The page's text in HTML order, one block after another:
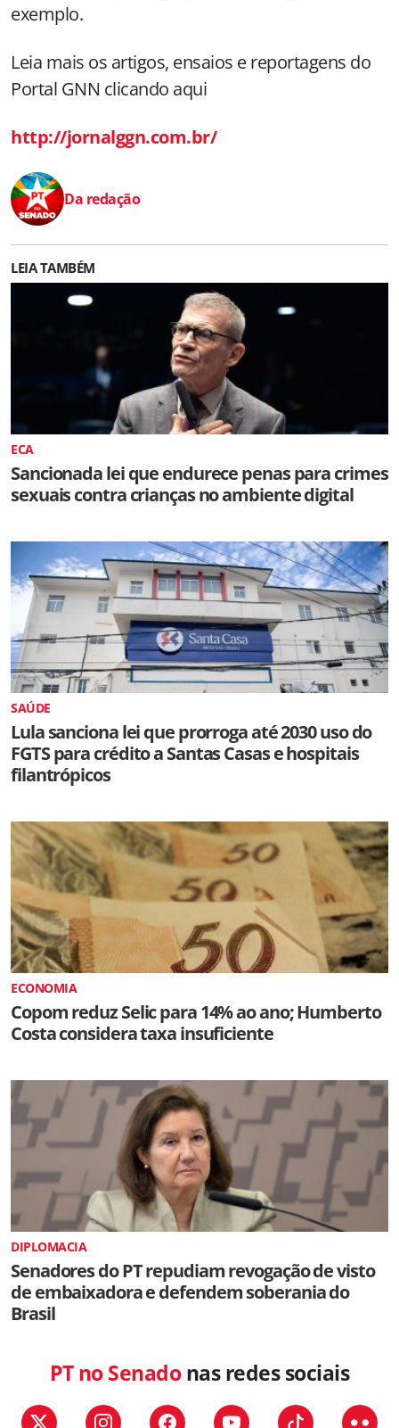
exemplo.
Leia mais os artigos, ensaios e reportagens do
Portal GNN clicando aqui
http://jornalggn.com.br/
Da redação
LEIA TAMBÉM
ECA
Sancionada lei que endurece penas para crimes
sexuais contra crianças no ambiente digital
SAÚDE
Lula sanciona lei que prorroga até 2030 uso do
FGTS para crédito a Santas Casas e hospitais
filantrópicos
ECONOMIA
Copom reduz Selic para 14% ao ano; Humberto
Costa considera taxa insuficiente
DIPLOMACIA
Senadores do PT repudiam revogação de visto
de embaixadora e defendem soberania do
Brasil
PT no Senadonas redes sociais